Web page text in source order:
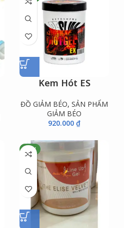
Kem Hót ES
ĐỒ GIẢM BÉO, SẢN PHẨM
GIẢM BÉO
920.000 ₫
NEW